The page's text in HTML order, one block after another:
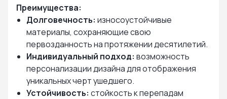
Преимущества:
Долговечность: износоустойчивые
материалы, сохраняющие свою
первозданность на протяжении десятилетий.
Индивидуальный подход: возможность
персонализации дизайна для отображения
уникальных черт ушедшего.
Устойчивость: стойкость к перепадам